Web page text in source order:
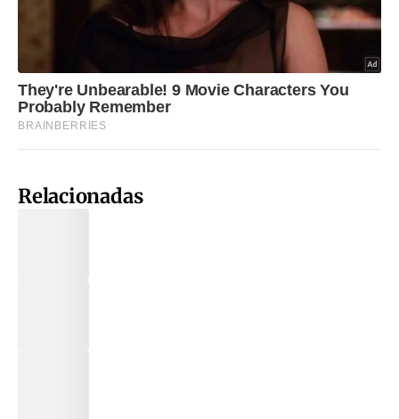
Relacionadas